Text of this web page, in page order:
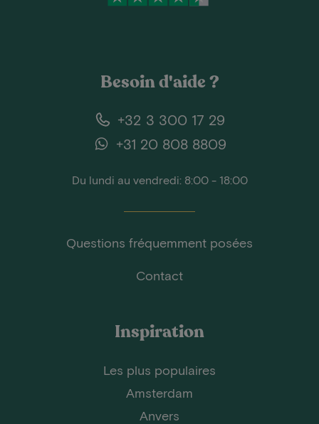
Besoin d'aide ?
+32 3 300 17 29
+31 20 808 8809
Du lundi au vendredi: 8:00 - 18:00
Questions fréquemment posées
Contact
Inspiration
Les plus populaires
Amsterdam
Anvers